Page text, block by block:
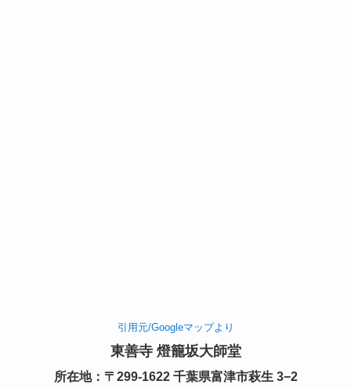
引用元/Googleマップより
東善寺 燈籠坂大師堂
所在地：〒299-1622 千葉県富津市萩生 3−2